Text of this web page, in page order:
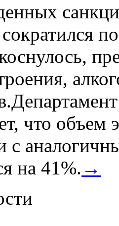
что объем
с
на 41%. →